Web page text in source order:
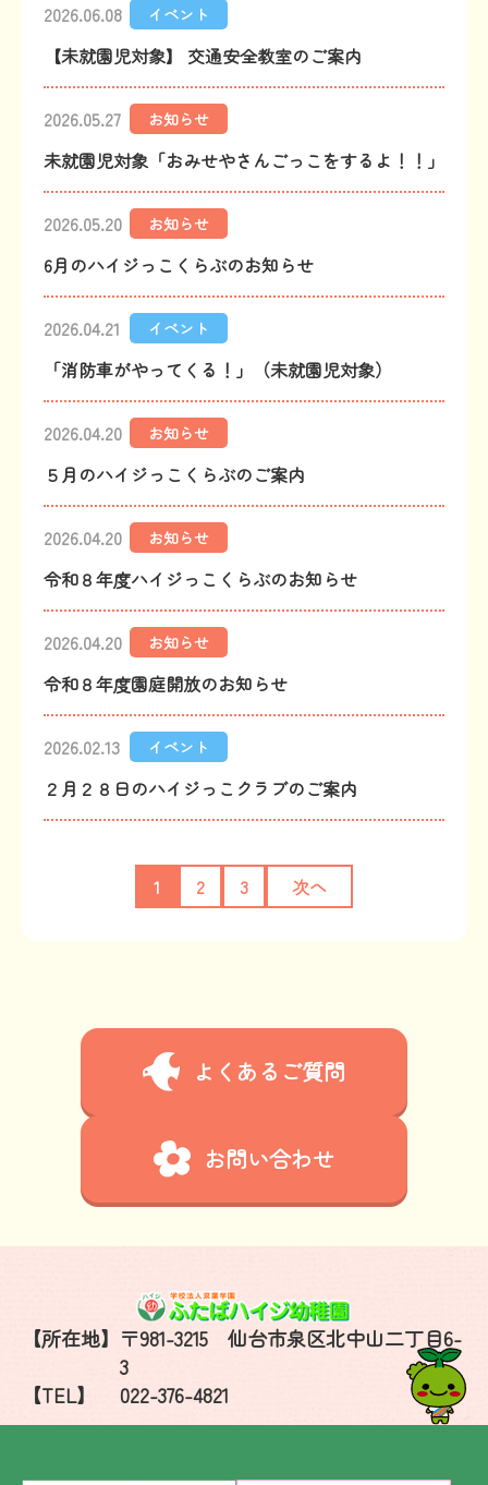
2026.06.08 イベント
【未就園児対象】 交通安全教室のご案内
2026.05.27 お知らせ
未就園児対象「おみせやさんごっこをするよ！！」
2026.05.20 お知らせ
6月のハイジっこくらぶのお知らせ
2026.04.21 イベント
「消防車がやってくる！」（未就園児対象）
2026.04.20 お知らせ
５月のハイジっこくらぶのご案内
2026.04.20 お知らせ
令和８年度ハイジっこくらぶのお知らせ
2026.04.20 お知らせ
令和８年度園庭開放のお知らせ
2026.02.13 イベント
２月２８日のハイジっこクラブのご案内
1 2 3 次へ
よくあるご質問
お問い合わせ
【所在地】 〒981-3215 仙台市泉区北中山二丁目6-
3
【TEL】
022-376-4821